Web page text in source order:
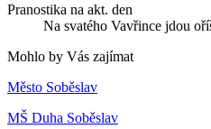
Pranostika na akt. den
Na svatého Vavřince jdou
Mohlo by Vás zajímat
Město Soběslav
MŠ Duha Soběslav